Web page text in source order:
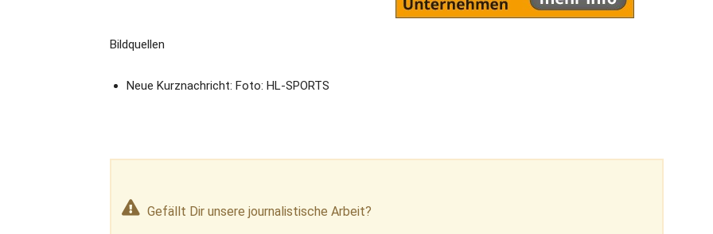
Lübeck
Bildquellen
Neue Kurznachricht: Foto: HL-SPORTS
Gefällt Dir unsere journalistische Arbeit?